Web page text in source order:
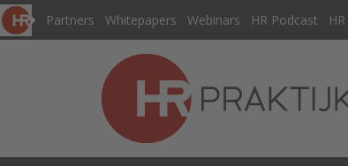
Partners Whitepapers Webinars HR Podcast